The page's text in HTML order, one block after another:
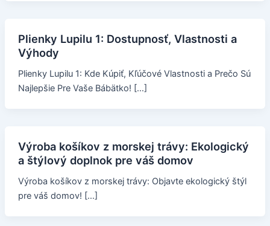
Plienky Lupilu 1: Dostupnosť, Vlastnosti a
Výhody
Plienky Lupilu 1: Kde Kúpiť, Kľúčové Vlastnosti a Prečo Sú
Najlepšie Pre Vaše Bábätko! […]
Výroba košíkov z morskej trávy: Ekologický
a štýlový doplnok pre váš domov
Výroba košíkov z morskej trávy: Objavte ekologický štýl
pre váš domov! […]